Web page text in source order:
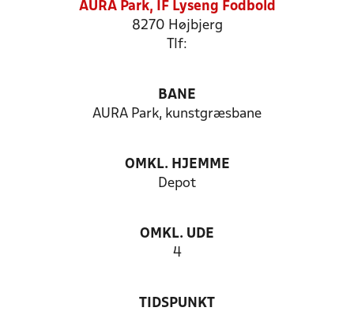
AURA Park, IF Lyseng Fodbold
8270 Højbjerg
Tlf:
BANE
AURA Park, kunstgræsbane
OMKL. HJEMME
Depot
OMKL. UDE
4
TIDSPUNKT